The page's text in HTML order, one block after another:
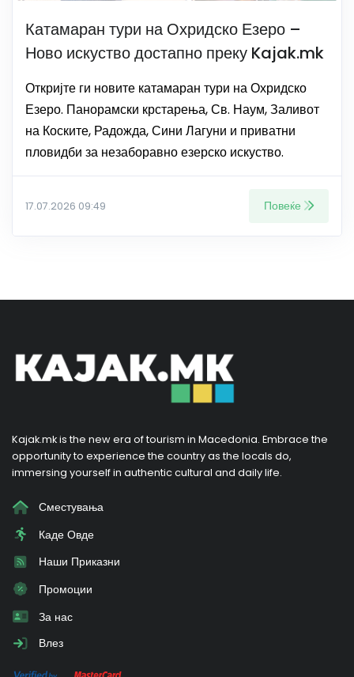
Катамаран тури на Охридско Езеро –
Ново искуство достапно преку Kajak.mk
Откријте ги новите катамаран тури на Охридско
Езеро. Панорамски крстарења, Св. Наум, Заливот
на Коските, Радожда, Сини Лагуни и приватни
пловидби за незаборавно езерско искуство.
17.07.2026 09:49 Повеќе
Kajak.mk is the new era of tourism in Macedonia. Embrace the
opportunity to experience the country as the locals do,
immersing yourself in authentic cultural and daily life.
Сместувања
Каде Овде
Наши Приказни
Промоции
За нас
Влез